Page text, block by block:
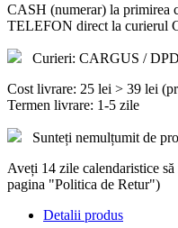
CASH (numerar) la
TELEFON direct la curierul
Curieri: CARGUS / DPD
Cost livrare: 25 lei > 39 lei
Termen livrare: 1-5 zile
Sunteți nemulțumit de
Aveți 14 zile calendaristice
pagina "Politica de Retur")
Detalii produs